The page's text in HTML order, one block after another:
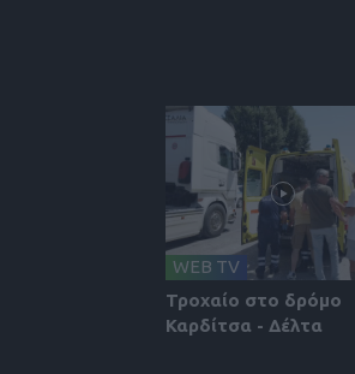
WEB TV
Τροχαίο στο δρόμο
Καρδίτσα - Δέλτα